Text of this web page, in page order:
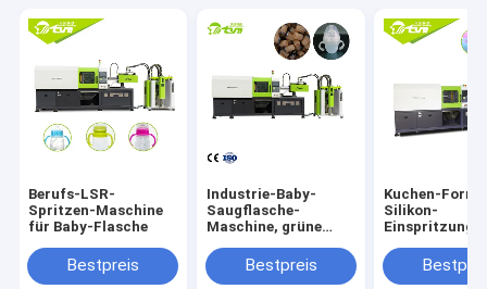
Berufs-LSR-
Spritzen-Maschine
für Baby-Flasche
Bestpreis
Industrie-Baby-
Saugflasche-
Maschine, grüne
Maschine der
geringen Lautstärke
Bestpreis
Kuchen-Form-
Silikon-
Einspritzung,
flüssige
Spritzen-